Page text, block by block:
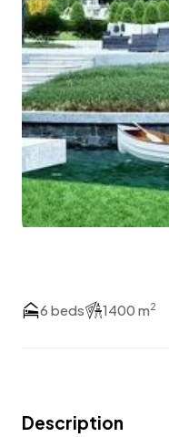
6 beds 1400 m2
Description